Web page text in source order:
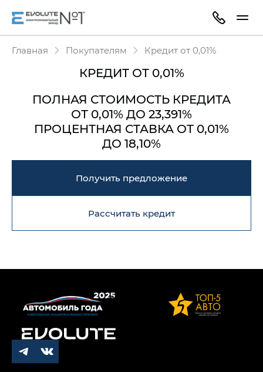
Главная Покупателям Кредит от 0,01%
КРЕДИТ ОТ 0,01%
ПОЛНАЯ СТОИМОСТЬ КРЕДИТА
ОТ 0,01% ДО 23,391%
ПРОЦЕНТНАЯ СТАВКА ОТ 0,01%
ДО 18,10%
Получить предложение
Рассчитать кредит